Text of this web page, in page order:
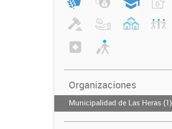
Organizaciones
Municipalidad de Las Heras (1)